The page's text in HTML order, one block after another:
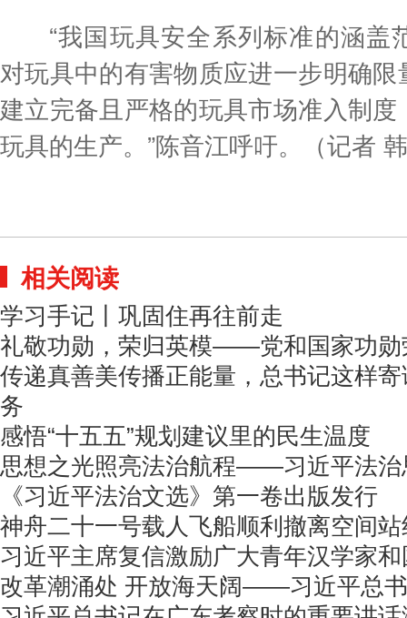
“我国玩具安全系列标准的涵盖
对玩具中的有害物质应进一步明确
建立完备且严格的玩具市场准入制
玩具的生产。”陈音江呼吁。（记者
相关阅读
学习手记丨巩固住再往前走
礼敬功勋，荣归英模——党和国家功勋
传递真善美传播正能量，总书记这样
务
感悟“十五五”规划建议里的民生温度
思想之光照亮法治航程——习近平法治
《习近平法治文选》第一卷出版发行
神舟二十一号载人飞船顺利撤离空间
习近平主席复信激励广大青年汉学家
改革潮涌处 开放海天阔——习近平总